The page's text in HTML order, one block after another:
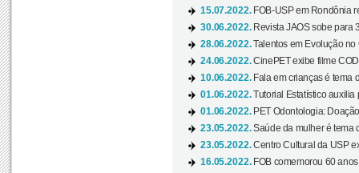
15.07.2022. FOB-USP em Rondônia
30.06.2022. Revista JAOS sobe para
28.06.2022.Talentos em Evolução no
24.06.2022.CinePET exibe filme
10.06.2022. Fala em crianças é tema
01.06.2022.Tutorial Estatístico auxilia
01.06.2022. PET Odontologia:
23.05.2022.Saúde da mulher é tema
23.05.2022.Centro Cultural da USP
16.05.2022. FOB comemorou 60